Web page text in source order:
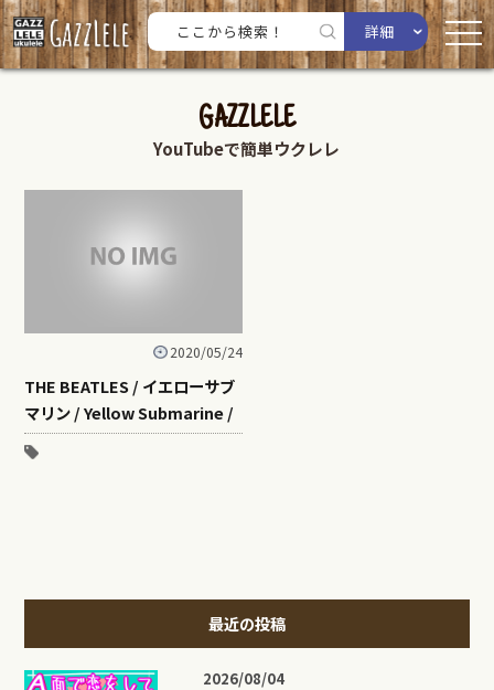
詳細
GAZZLELE
YouTubeで簡単ウクレレ
2020/05/24
THE BEATLES / イエローサブ
マリン / Yellow Submarine /
最近の投稿
2026/08/04